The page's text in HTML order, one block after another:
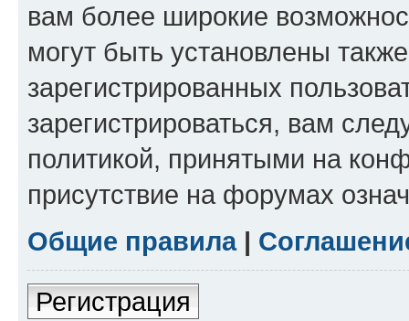
вам более широкие
могут быть установлены
зарегистрированных
зарегистрироваться, вам
политикой, принятыми на
присутствие на форумах
Общие правила|
Регистрация